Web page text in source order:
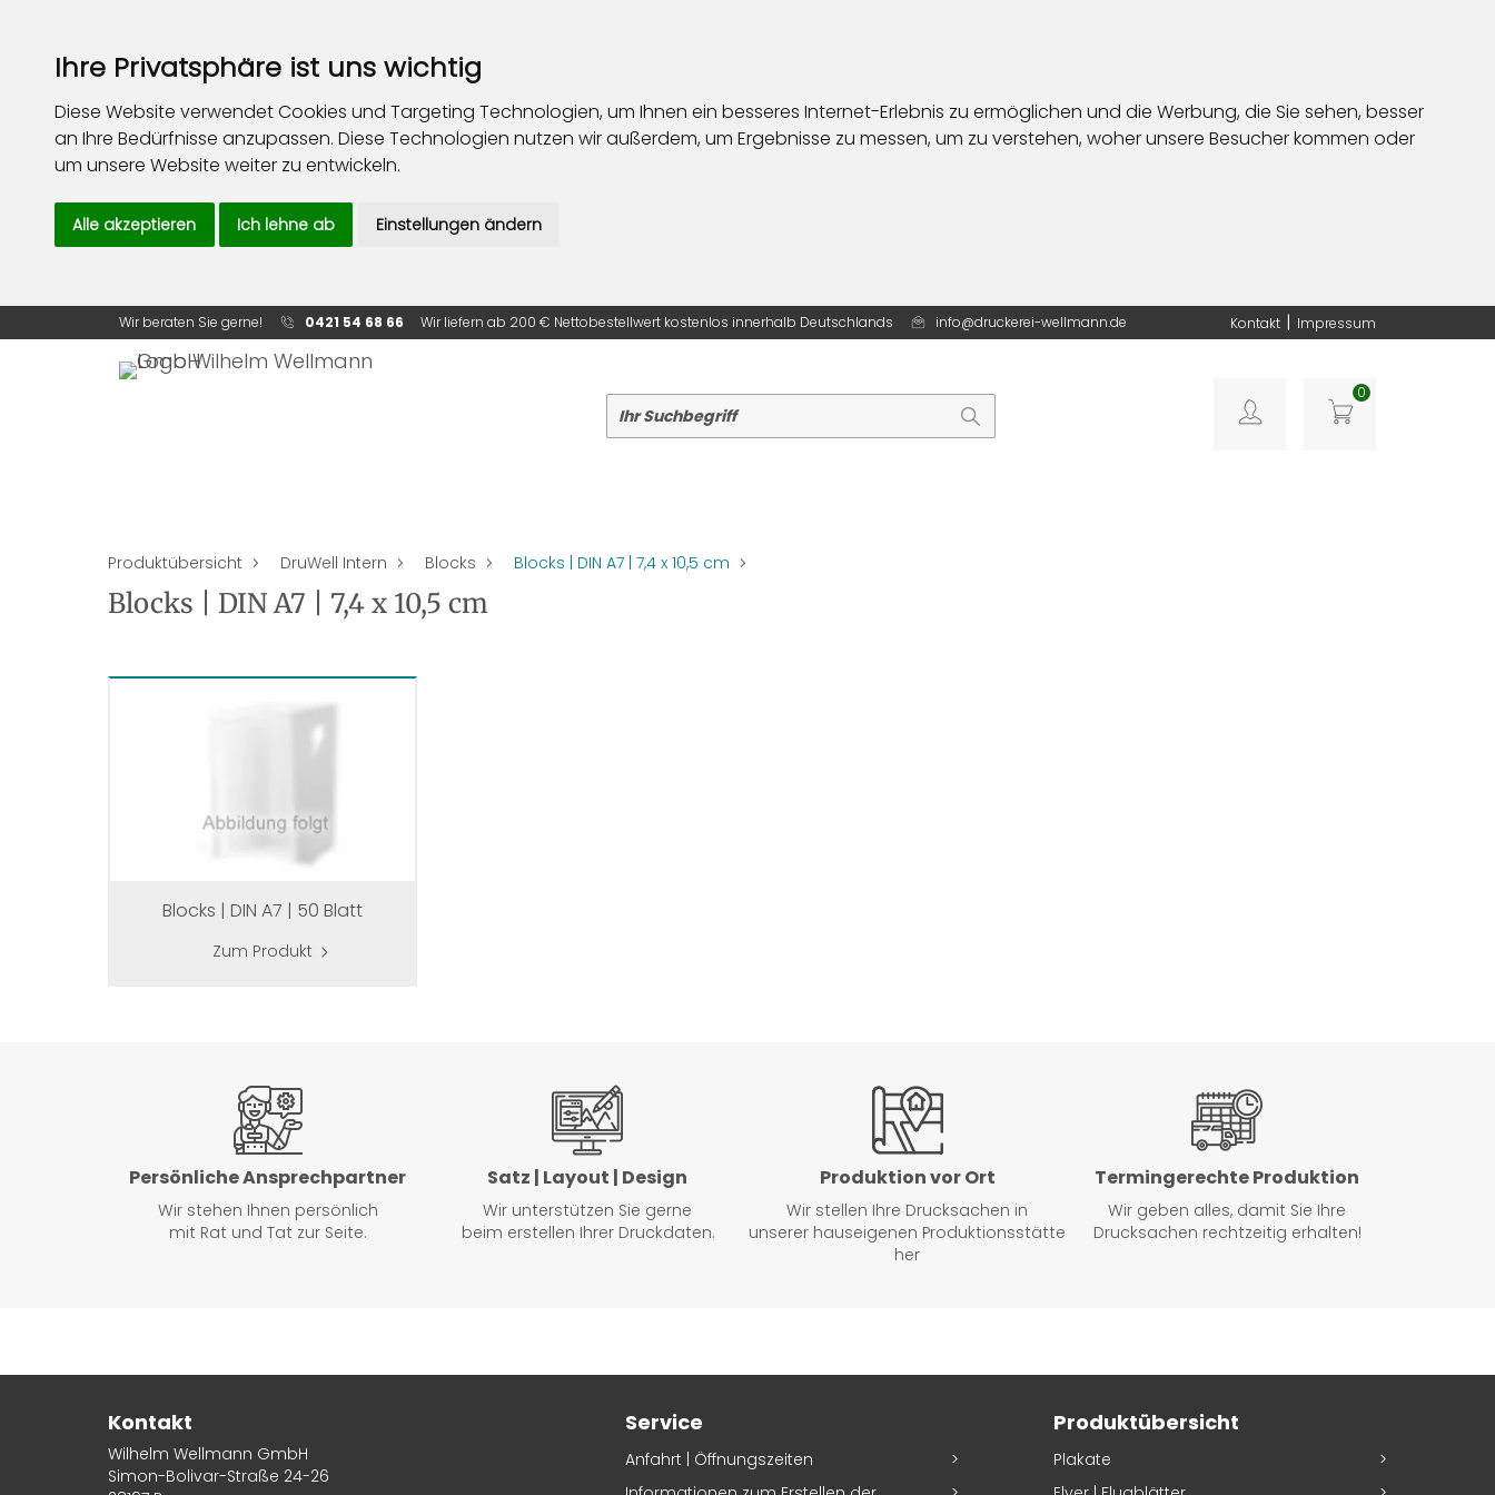
Ihre Privatsphäre ist uns wichtig
Diese Website verwendet Cookies und Targeting Technologien, um Ihnen ein besseres Internet-Erlebnis zu ermöglichen und die Werbung, die Sie sehen, besser
an Ihre Bedürfnisse anzupassen. Diese Technologien nutzen wir außerdem, um Ergebnisse zu messen, um zu verstehen, woher unsere Besucher kommen oder
um unsere Website weiter zu entwickeln.
Alle akzeptieren Ich lehne ab Einstellungen ändern
Wir beraten Sie gerne! 0421 54 68 66 Wir liefern ab 200 € Nettobestellwert kostenlos innerhalb Deutschlands info@druckerei-wellmann.de Kontakt | Impressum
0
Produkte Blog | Neuigkeiten
Produktübersicht DruWell Intern Blocks Blocks | DIN A7 | 7,4 x 10,5 cm
Blocks | DIN A7 | 7,4 x 10,5 cm
Blocks | DIN A7 | 50 Blatt
Zum Produkt
Persönliche Ansprechpartner
Wir stehen Ihnen persönlich
mit Rat und Tat zur Seite.
Satz | Layout | Design
Wir unterstützen Sie gerne
beim erstellen Ihrer Druckdaten.
Produktion vor Ort
Wir stellen Ihre Drucksachen in
unserer hauseigenen Produktionsstätte
her
Termingerechte Produktion
Wir geben alles, damit Sie Ihre
Drucksachen rechtzeitig erhalten!
Kontakt
Wilhelm Wellmann GmbH
Simon-Bolivar-Straße 24-26
Produktübersicht
Plakate
Service
Anfahrt | Öffnungszeiten